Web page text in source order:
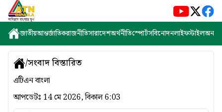
জাতীয়আন্তর্জাতিকরাজনীতিসারাদেশঅর্থনীতিস্পোর্টসবিনোদনলাইফস্টাইল
/সংবাদ বিস্তারিত
এটিএন বাংলা
আপডেটঃ 14 মে 2026, বিকাল 6:03